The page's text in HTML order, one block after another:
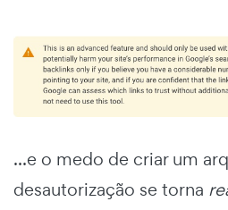
...e o medo de criar um
desautorização se torna